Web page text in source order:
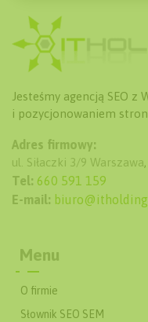
Jesteśmy agencją SEO
i pozycjonowaniem
Adres firmowy:
ul. Siłaczki 3/9 Warszawa,
Tel: 660 591 159
E-mail:
Menu
O firmie
Słownik SEO SEM